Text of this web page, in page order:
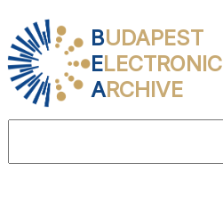
BUDAPEST
ELECTRONIC
ARCHIVE